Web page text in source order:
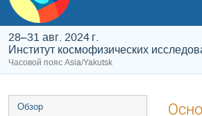
28–31 авг. 2024 г.
Институт космофизических
Часовой пояс Asia/Yakutsk
Меню
Обзор